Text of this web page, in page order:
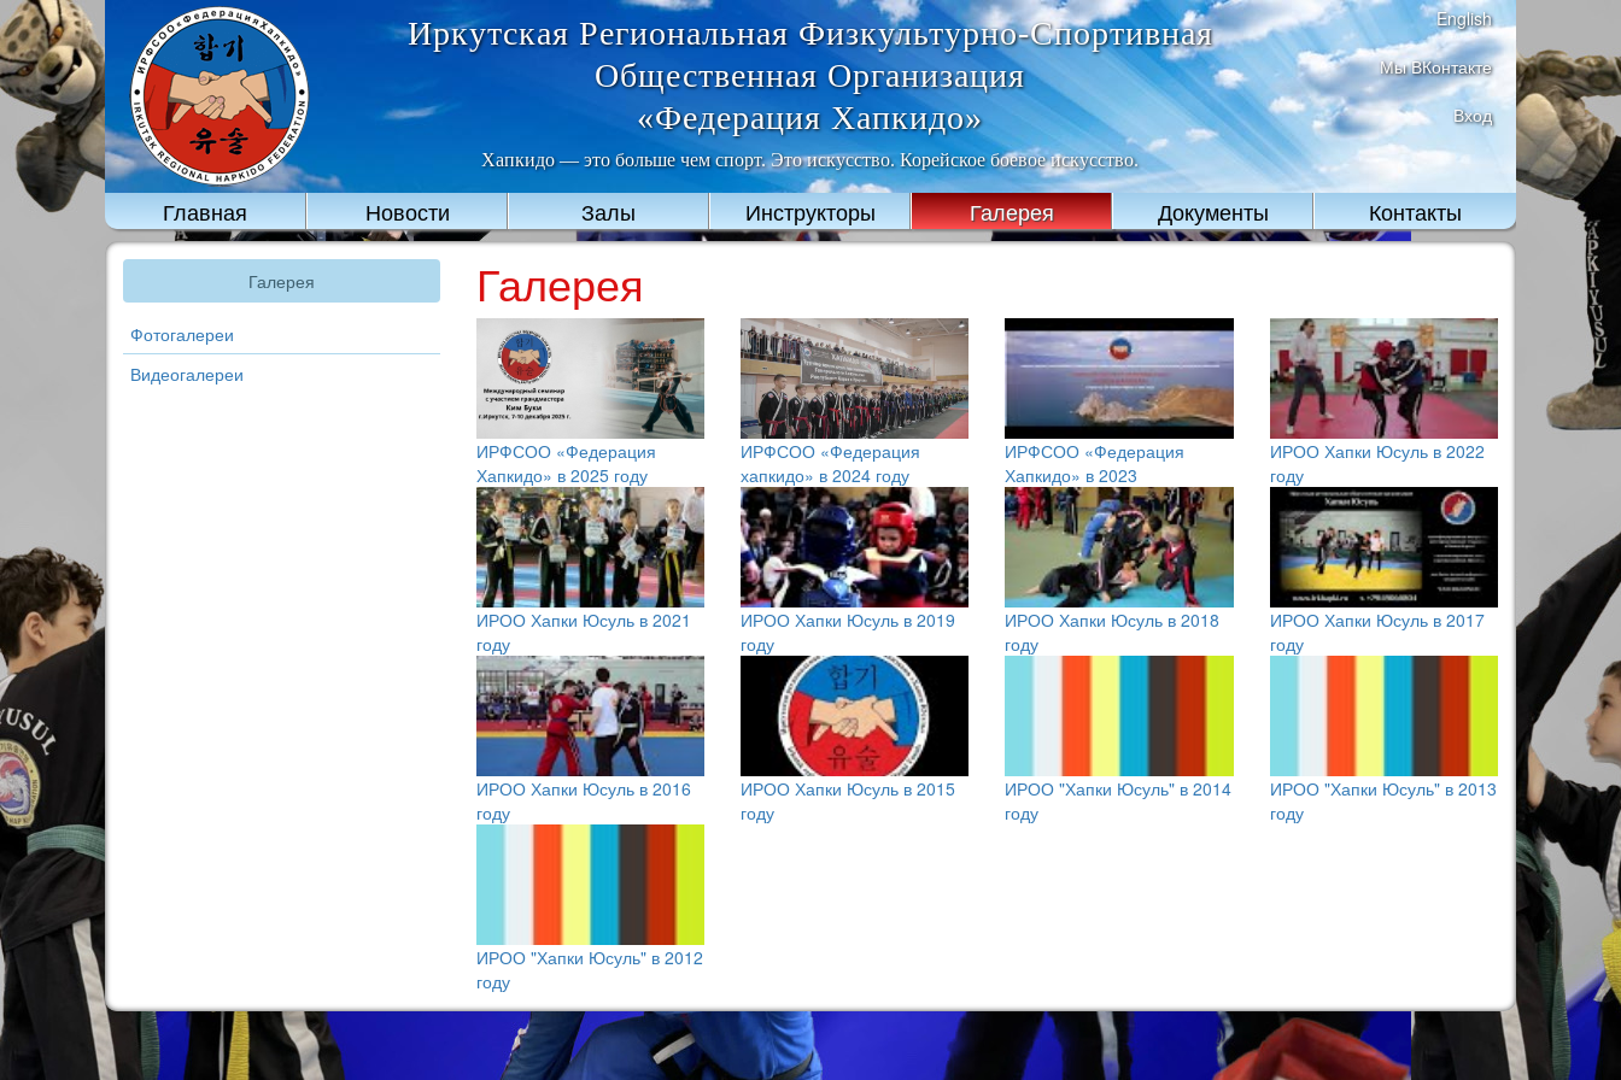
Иркутская Региональная Физкультурно-Спортивная
Общественная Организация
«Федерация Хапкидо»
Хапкидо — это больше чем спорт. Это искусство. Корейское боевое искусство.
English
Мы ВКонтакте
Вход
Главная Новости Залы Инструкторы Галерея Документы Контакты
Галерея
Фотогалереи
Видеогалереи
Галерея
ИРФСОО «Федерация
Хапкидо» в 2025 году
ИРФСОО «Федерация
хапкидо» в 2024 году
ИРФСОО «Федерация
Хапкидо» в 2023
ИРОО Хапки Юсуль в 2022
году
ИРОО Хапки Юсуль в 2021
году
ИРОО Хапки Юсуль в 2019
году
ИРОО Хапки Юсуль в 2018
году
ИРОО Хапки Юсуль в 2017
году
ИРОО Хапки Юсуль в 2016
году
ИРОО Хапки Юсуль в 2015
году
ИРОО "Хапки Юсуль" в 2014
году
ИРОО "Хапки Юсуль" в 2013
году
ИРОО "Хапки Юсуль" в 2012
году